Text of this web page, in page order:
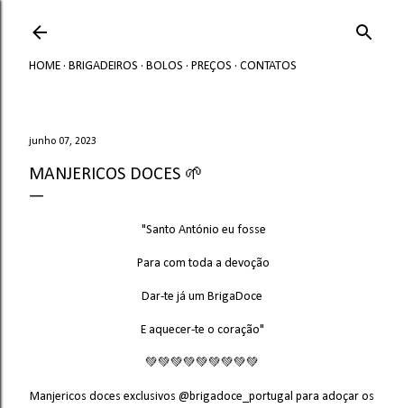
HOME BRIGADEIROS BOLOS PREÇOS CONTATOS
junho 07, 2023
MANJERICOS DOCES 🌱
"Santo António eu fosse
Para com toda a devoção
Dar-te já um BrigaDoce
E aquecer-te o coração"
💚💚💚💚💚💚💚💚💚
Manjericos doces exclusivos @brigadoce_portugal para adoçar os